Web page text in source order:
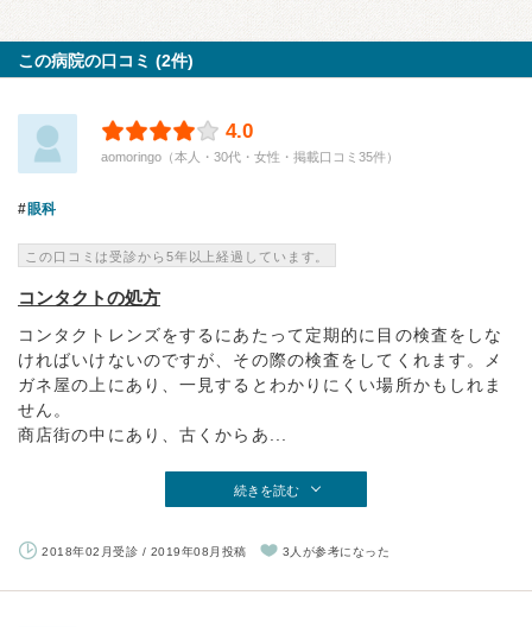
この病院の口コミ (2件)
4.0
aomoringo（本人・30代・女性・掲載口コミ35件）
眼科
この口コミは受診から5年以上経過しています。
コンタクトの処方
コンタクトレンズをするにあたって定期的に目の検査をしな
ければいけないのですが、その際の検査をしてくれます。メ
ガネ屋の上にあり、一見するとわかりにくい場所かもしれま
せん。
商店街の中にあり、古くからあ...
続きを読む
2018年02月受診 / 2019年08月投稿 3人が参考になった